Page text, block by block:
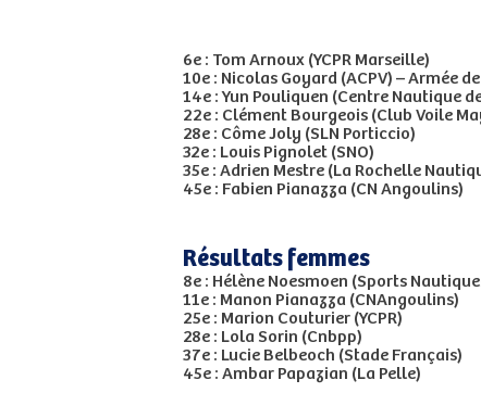
6e : Tom Arnoux (YCPR Marseille)
10e : Nicolas Goyard (ACPV) – Armée
14e : Yun Pouliquen (Centre Nautique
22e : Clément Bourgeois (Club Voile
28e : Côme Joly (SLN Porticcio)
32e : Louis Pignolet (SNO)
35e : Adrien Mestre (La Rochelle
45e : Fabien Pianazza (CN Angoulins)
Résultats femmes
8e : Hélène Noesmoen (Sports
11e : Manon Pianazza (CNAngoulins)
25e : Marion Couturier (YCPR)
28e : Lola Sorin (Cnbpp)
37e : Lucie Belbeoch (Stade Français)
45e : Ambar Papazian (La Pelle)